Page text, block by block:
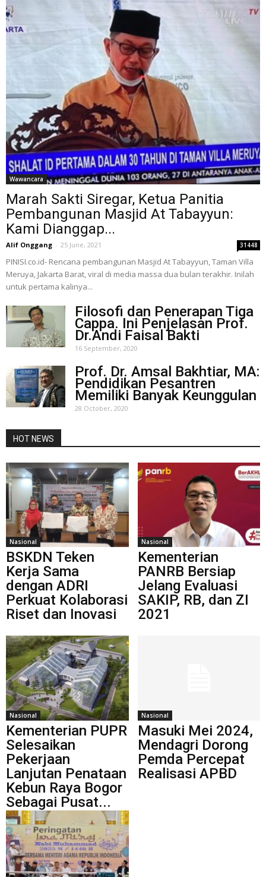
Wawancara
Marah Sakti Siregar, Ketua Panitia
Pembangunan Masjid At Tabayyun:
Kami Dianggap...
Alif Onggang - 25 June, 2021 31448
PINISI.co.id- Rencana pembangunan Masjid At Tabayyun, Taman Villa
Meruya, Jakarta Barat, viral di media massa dua bulan terakhir. Inilah
untuk pertama kalinya...
Filosofi dan Penerapan Tiga
Cappa. Ini Penjelasan Prof.
Dr.Andi Faisal Bakti
16 September, 2020
Prof. Dr. Amsal Bakhtiar, MA:
Pendidikan Pesantren
Memiliki Banyak Keunggulan
28 October, 2020
HOT NEWS
Nasional
BSKDN Teken
Kerja Sama
dengan ADRI
Perkuat Kolaborasi
Riset dan Inovasi
Nasional
Kementerian
PANRB Bersiap
Jelang Evaluasi
SAKIP, RB, dan ZI
2021
Nasional
Kementerian PUPR
Selesaikan
Pekerjaan
Lanjutan Penataan
Kebun Raya Bogor
Sebagai Pusat...
Nasional
Masuki Mei 2024,
Mendagri Dorong
Pemda Percepat
Realisasi APBD